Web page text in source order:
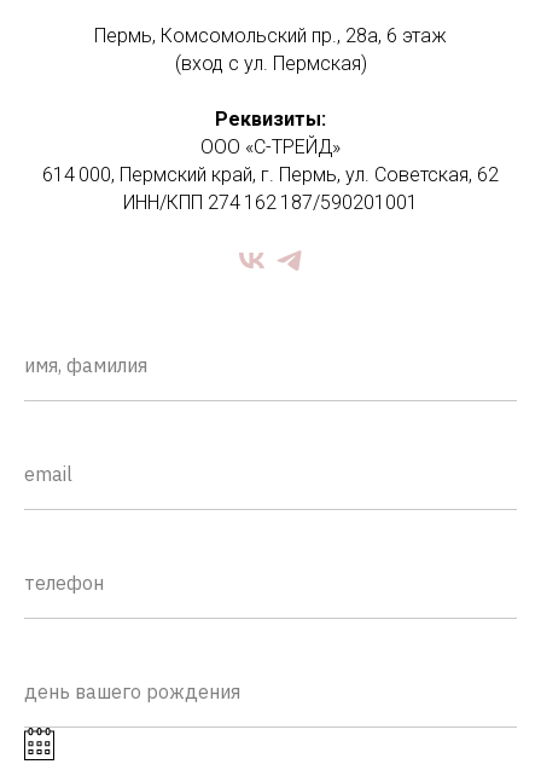
Пермь, Комсомольский пр., 28а, 6 этаж
(вход с ул. Пермская)
Реквизиты:
ООО «С-ТРЕЙД»
614 000, Пермский край, г. Пермь, ул. Советская, 62
ИНН/КПП 274 162 187/590201001
имя, фамилия
email
телефон
день вашего рождения